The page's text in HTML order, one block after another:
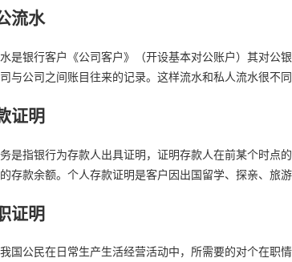
流水
是银行客户《公司客户》（开设基本对公账户）其对公
与公司之间账目往来的记录。这样流水和私人流水很不
证明
是指银行为存款人出具证明，证明存款人在前某个时点
存款余额。个人存款证明是客户因出国留学、探亲、旅
证明
国公民在日常生产生活经营活动中，所需要的对个在职